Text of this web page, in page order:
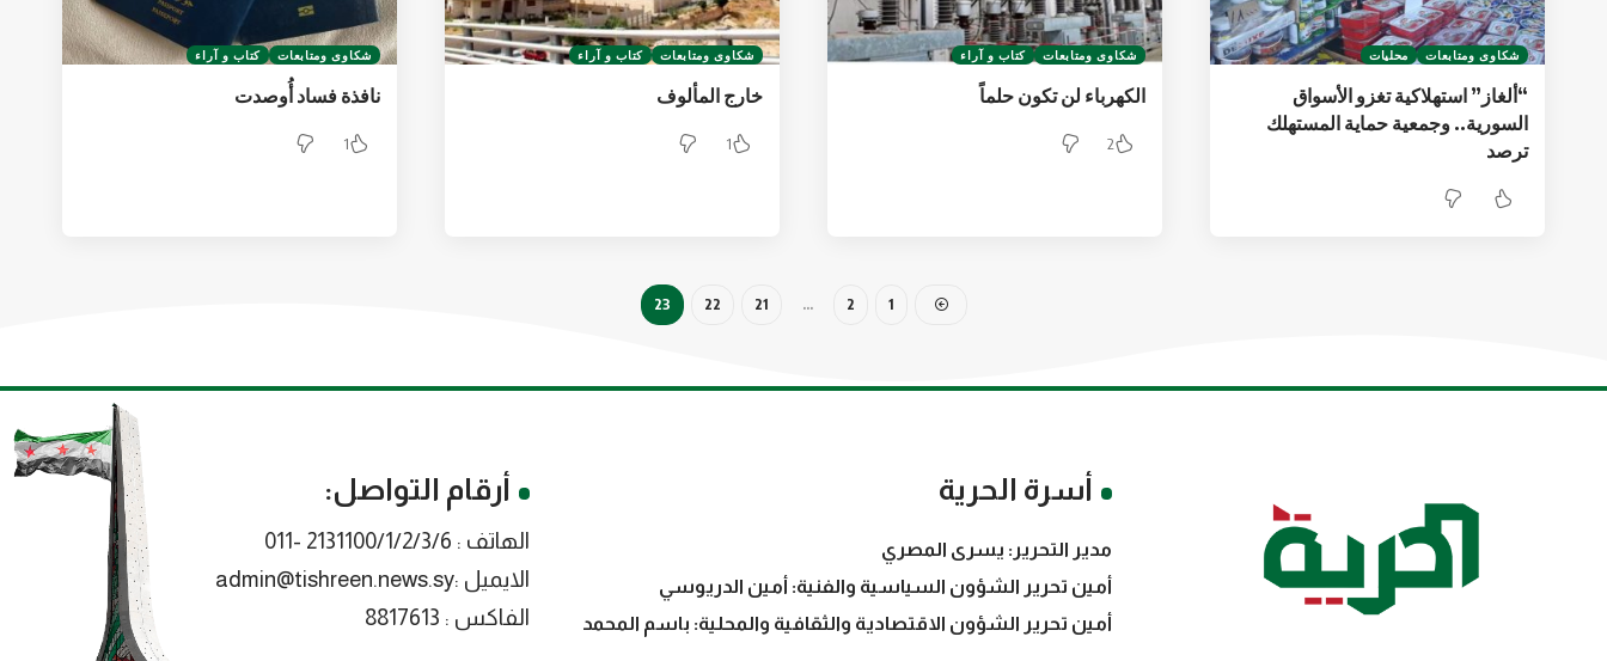
شكاوى ومتابعات محليات
“ألغاز” استهلاكية تغزو الأسواق
السورية.. وجمعية حماية المستهلك
ترصد
شكاوى ومتابعات كتاب و آراء
الكهرباء لن تكون حلماً
2
شكاوى ومتابعات كتاب و آراء
خارج المألوف
1
شكاوى ومتابعات كتاب و آراء
نافذة فساد أُوصدت
1
1
2
…
21
22
23
أسرة الحرية
مدير التحرير: يسرى المصري
أمين تحرير الشؤون السياسية والفنية: أمين الدريوسي
أمين تحرير الشؤون الاقتصادية والثقافية والمحلية: باسم المحمد
أرقام التواصل:
الهاتف : 2131100/1/2/3/6 -011
الايميل :admin@tishreen.news.sy
الفاكس : 8817613